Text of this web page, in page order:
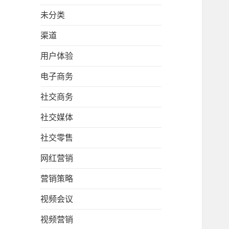
未分类
渠道
用户体验
电子商务
社交商务
社交媒体
社交零售
网红营销
营销策略
视频会议
视频营销